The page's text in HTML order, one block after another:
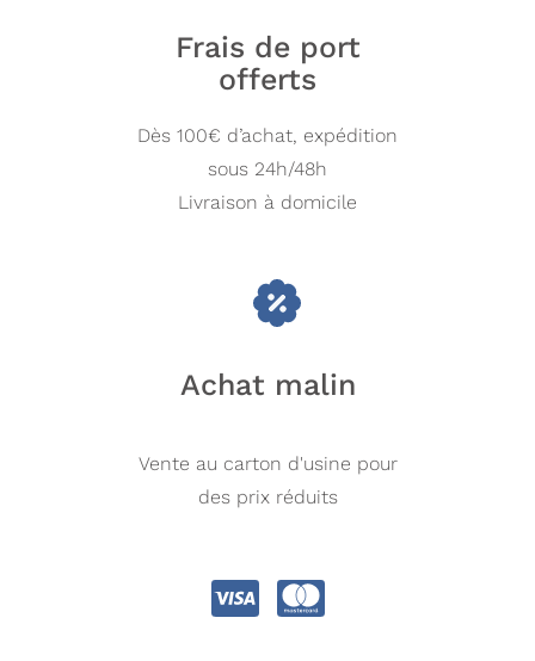
Frais de port
offerts
Dès 100€ d’achat, expédition
sous 24h/48h
Livraison à domicile
Achat malin
Vente au carton d'usine pour
des prix réduits